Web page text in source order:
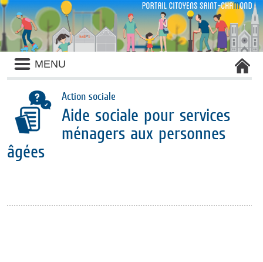
Liste
des
avertissements
MENU
Action sociale
Aide sociale pour services
ménagers aux personnes
âgées